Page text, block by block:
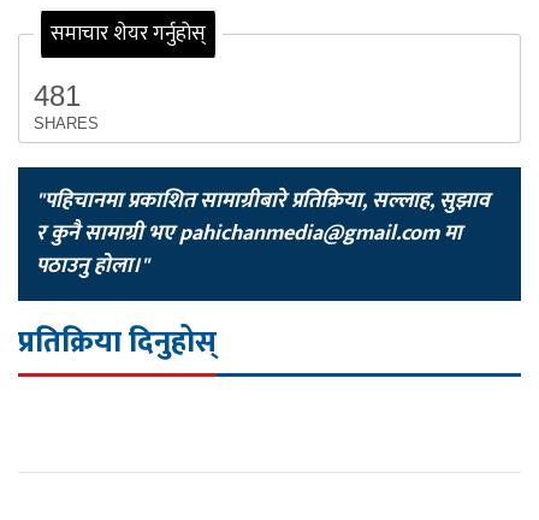
समाचार शेयर गर्नुहोस्
481
SHARES
"पहिचानमा प्रकाशित सामाग्रीबारे प्रतिक्रिया, सल्लाह, सुझाव
र कुनै सामाग्री भएpahichanmedia@gmail.comमा
पठाउनु होला।"
प्रतिक्रिया दिनुहोस्